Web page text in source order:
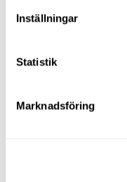
Inställningar
Statistik
Marknadsföring
Inredning
Matbord & Köksbord